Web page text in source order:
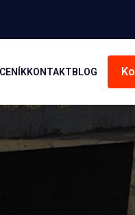
KONTAKTBLOG